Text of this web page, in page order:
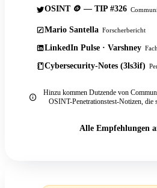
OSINT 🪙 — TIP #326
Mario Santella Forscherbericht
LinkedIn Pulse · Varshney
Cybersecurity-Notes (3ls3if)
Hinzu kommen Dutzende von
OSINT-Penetrationstest-Notizen, die
Alle Empfehlungen